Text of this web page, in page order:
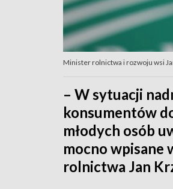
Minister rolnictwa i rozwoju wsi
– W sytuacji
konsumentów
młodych osób
mocno wpisane
rolnictwa Jan